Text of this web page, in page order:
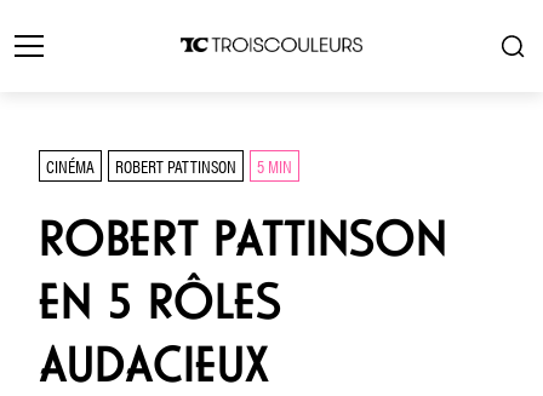
CINÉMA ROBERT PATTINSON 5 MIN
ROBERT PATTINSON
EN 5 RÔLES
AUDACIEUX